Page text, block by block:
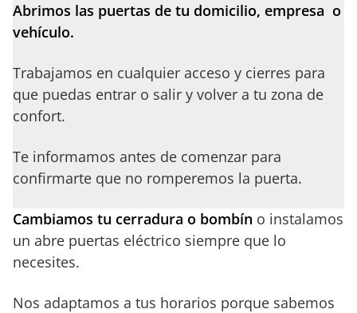
Abrimos las puertas de tu domicilio, empresa o
vehículo.
Trabajamos en cualquier acceso y cierres para
que puedas entrar o salir y volver a tu zona de
confort.
Te informamos antes de comenzar para
confirmarte que no romperemos la puerta.
Cambiamos tu cerradura o bombín o instalamos
un abre puertas eléctrico siempre que lo
necesites.
Nos adaptamos a tus horarios porque sabemos